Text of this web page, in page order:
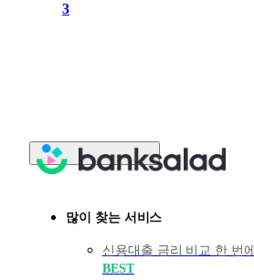
3
많이 찾는 서비스
신용대출 금리 비교 한 번에
BEST